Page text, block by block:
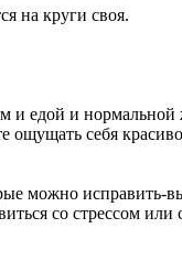
на круги своя.
едой и
ощущать себя
можно исправить-
со стрессом